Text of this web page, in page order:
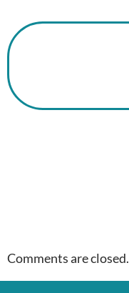
Comments are closed.